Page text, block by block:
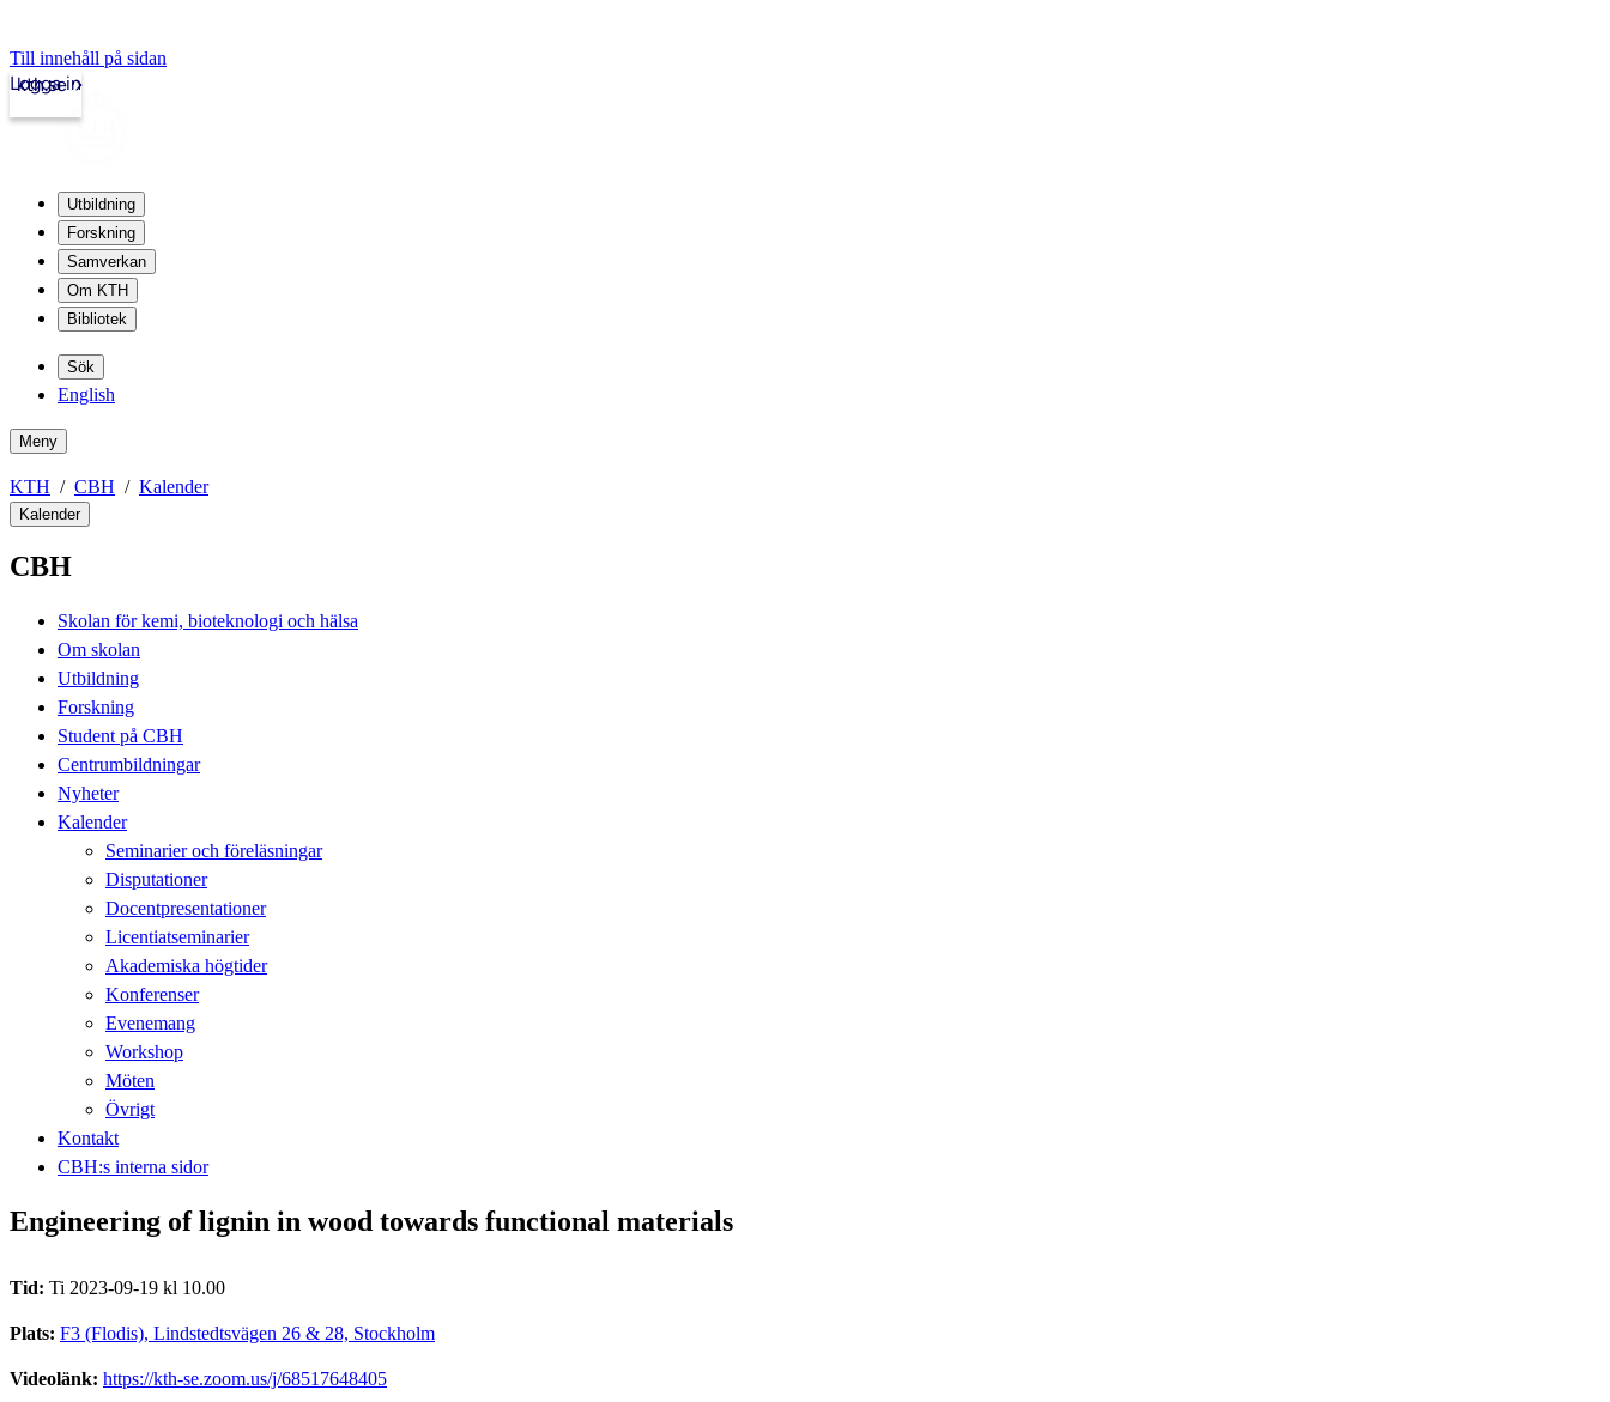
Till innehåll på sidan
kth.se
Logga in
Utbildning
Forskning
Samverkan
Om KTH
Bibliotek
Sök
English
Meny
KTH CBH Kalender
Kalender
CBH
Skolan för kemi, bioteknologi och hälsa
Om skolan
Utbildning
Forskning
Student på CBH
Centrumbildningar
Nyheter
Kalender
Seminarier och föreläsningar
Disputationer
Docentpresentationer
Licentiatseminarier
Akademiska högtider
Konferenser
Evenemang
Workshop
Möten
Övrigt
Kontakt
CBH:s interna sidor
Engineering of lignin in wood towards functional materials
Tid: Ti 2023-09-19 kl 10.00
Plats: F3 (Flodis), Lindstedtsvägen 26 & 28, Stockholm
Videolänk: https://kth-se.zoom.us/j/68517648405